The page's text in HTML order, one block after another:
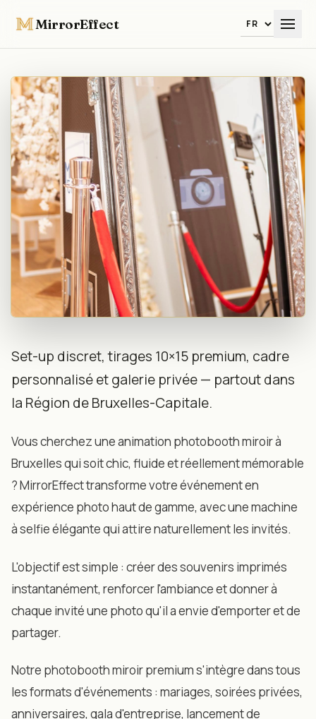
MirrorEffect Langue
📍 BRUXELLES
Animation photo élégante
pour vos mariages &
événements à Bruxelles
Région de Bruxelles-Capitale • Hôtels • Institutions •
Salles
Set-up discret, tirages 10×15 premium, cadre
personnalisé et galerie privée — partout dans
la Région de Bruxelles-Capitale.
Vous cherchez une animation photobooth miroir à
Bruxelles qui soit chic, fluide et réellement mémorable
? MirrorEffect transforme votre événement en
expérience photo haut de gamme, avec une machine
à selfie élégante qui attire naturellement les invités.
L'objectif est simple : créer des souvenirs imprimés
instantanément, renforcer l'ambiance et donner à
chaque invité une photo qu'il a envie d'emporter et de
partager.
Notre photobooth miroir premium s'intègre dans tous
les formats d'événements : mariages, soirées privées,
anniversaires, gala d'entreprise, lancement de